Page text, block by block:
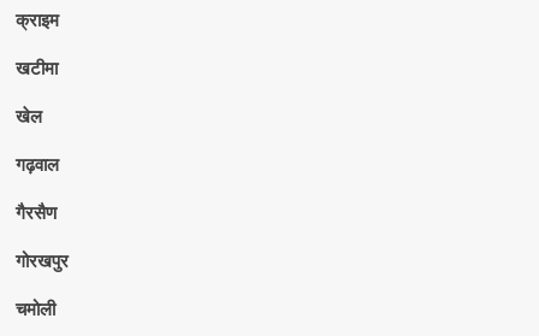
क्राइम
खटीमा
खेल
गढ़वाल
गैरसैण
गोरखपुर
चमोली